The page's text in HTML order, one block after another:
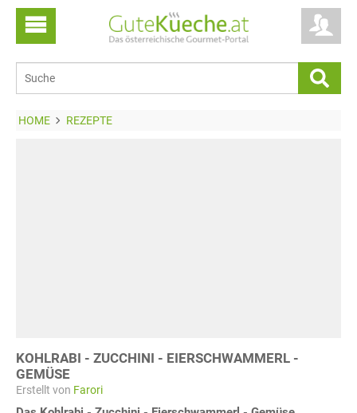
HOME REZEPTE
KOHLRABI - ZUCCHINI - EIERSCHWAMMERL -
GEMÜSE
Erstellt von Farori